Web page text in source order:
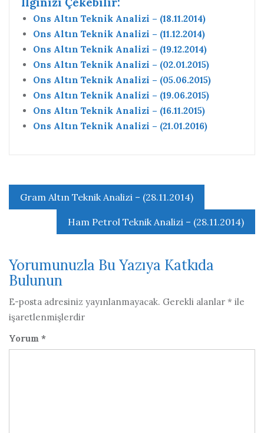
Ons Altın Teknik Analizi – (18.11.2014)
Ons Altın Teknik Analizi – (11.12.2014)
Ons Altın Teknik Analizi – (19.12.2014)
Ons Altın Teknik Analizi – (02.01.2015)
Ons Altın Teknik Analizi – (05.06.2015)
Ons Altın Teknik Analizi – (19.06.2015)
Ons Altın Teknik Analizi – (16.11.2015)
Ons Altın Teknik Analizi – (21.01.2016)
Yazı
gezinmesi
Gram Altın Teknik Analizi – (28.11.2014)
Ham Petrol Teknik Analizi – (28.11.2014)
Yorumunuzla Bu Yazıya Katkıda
Bulunun
E-posta adresiniz yayınlanmayacak. Gerekli alanlar * ile
işaretlenmişlerdir
Yorum *